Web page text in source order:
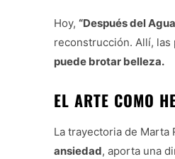
Hoy, “Después del
reconstrucción. Allí,
puede brotar belleza.
EL ARTE COMO
La trayectoria de Marta
ansiedad, aporta una